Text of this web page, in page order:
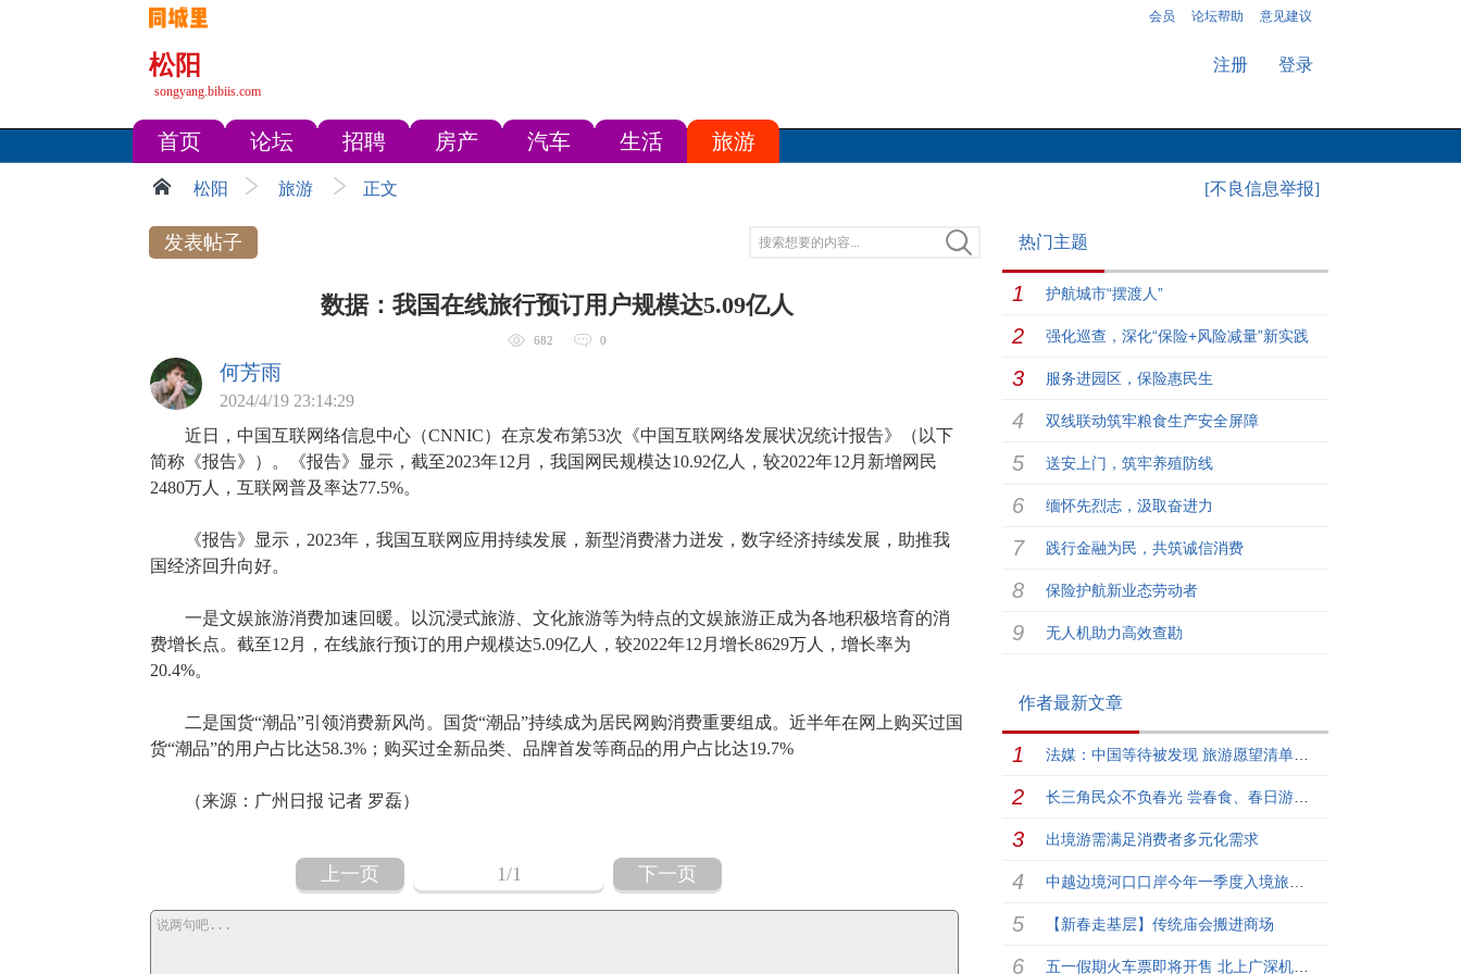
会员 论坛帮助 意见建议
松阳
songyang.bibiis.com
注册 登录
首页 论坛 招聘 房产 汽车 生活 旅游
松阳 旅游 正文 [不良信息举报]
发表帖子
数据：我国在线旅行预订用户规模达5.09亿人
682 0
何芳雨
2024/4/19 23:14:29
近日，中国互联网络信息中心（CNNIC）在京发布第53次《中国互联网络发展状况统计报告》（以下
简称《报告》）。《报告》显示，截至2023年12月，我国网民规模达10.92亿人，较2022年12月新增网民
2480万人，互联网普及率达77.5%。
《报告》显示，2023年，我国互联网应用持续发展，新型消费潜力迸发，数字经济持续发展，助推我
国经济回升向好。
一是文娱旅游消费加速回暖。以沉浸式旅游、文化旅游等为特点的文娱旅游正成为各地积极培育的消
费增长点。截至12月，在线旅行预订的用户规模达5.09亿人，较2022年12月增长8629万人，增长率为
20.4%。
二是国货“潮品”引领消费新风尚。国货“潮品”持续成为居民网购消费重要组成。近半年在网上购买过国
货“潮品”的用户占比达58.3%；购买过全新品类、品牌首发等商品的用户占比达19.7%
（来源：广州日报 记者 罗磊）
上一页 1/1 下一页
热门主题
护航城市“摆渡人”
强化巡查，深化“保险+风险减量”新实践
服务进园区，保险惠民生
双线联动筑牢粮食生产安全屏障
送安上门，筑牢养殖防线
缅怀先烈志，汲取奋进力
践行金融为民，共筑诚信消费
保险护航新业态劳动者
无人机助力高效查勘
作者最新文章
出境游需满足消费者多元化需求
【新春走基层】传统庙会搬进商场